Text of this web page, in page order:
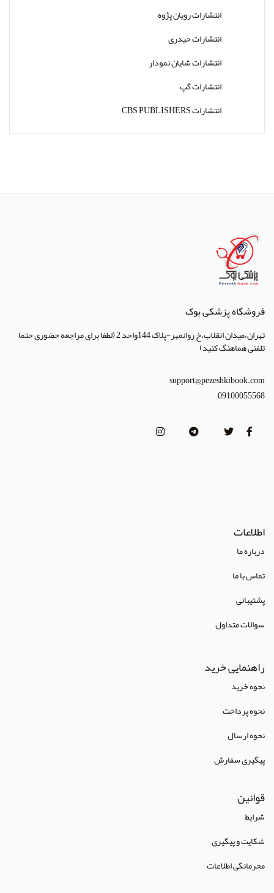
انتشارات رویان پژوه
انتشارات حیدری
انتشارات شایان نمودار
انتشارات گپ
انتشارات CBS PUBLISHERS
انتشارات Thieme
انتشارات پروژه
انتشارات تیمورزاده
انتشارات پرستش
انتشارات Wiley-Blackwell
انتشارات آثار سبحان
انتشارات جهاد دانشگاهی تهران
انتشارات پژوهشگاه علوم و فنون هسته ای
انتشارات Cambridge University Press
انتشارات CRC Press
فروشگاه پزشکی بوک
تهران،میدان انقلاب،خ روانمهر-پلاک 144واحد 2 (لطفا برای مراجعه حضوری حتما
تلفنی هماهنگ کنید)
support@pezeshkibook.com
09100055568
اطلاعات
درباره ما
تماس با ما
پشتیبانی
سوالات متداول
راهنمایی خرید
نحوه خرید
نحوه پرداخت
نحوه ارسال
پیگیری سفارش
قوانین
شرایط
شکایت و پیگیری
محرمانگی اطلاعات